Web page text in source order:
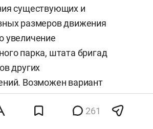
существующих и
размеров движения
увеличение
парка, штата бригад
других
Возможен вариант
и использования
поездных
261